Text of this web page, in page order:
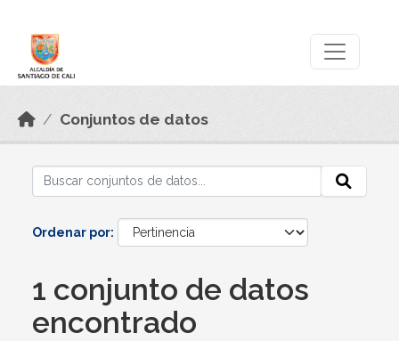
Conjuntos de datos
Ordenar por
1 conjunto de datos
encontrado